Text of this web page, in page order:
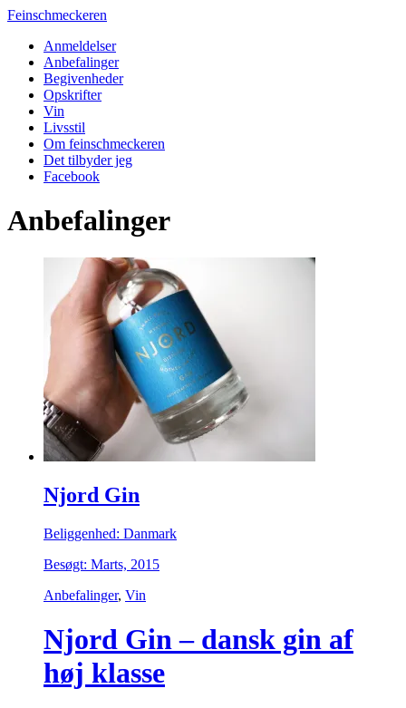
Feinschmeckeren
Anmeldelser
Anbefalinger
Begivenheder
Opskrifter
Vin
Livsstil
Om feinschmeckeren
Det tilbyder jeg
Facebook
Anbefalinger
Njord Gin
Beliggenhed: Danmark
Besøgt: Marts, 2015
Anbefalinger, Vin
Njord Gin – dansk gin af
høj klasse